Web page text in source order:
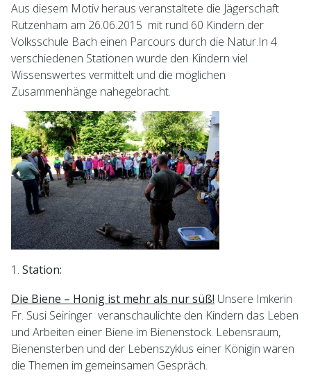
Aus diesem Motiv heraus veranstaltete die Jägerschaft
Rutzenham am 26.06.2015 mit rund 60 Kindern der
Volksschule Bach einen Parcours durch die Natur.In 4
verschiedenen Stationen wurde den Kindern viel
Wissenswertes vermittelt und die möglichen
Zusammenhänge nahegebracht.
Station:
Die Biene – Honig ist mehr als nur süß! Unsere Imkerin
Fr. Susi Seiringer veranschaulichte den Kindern das Leben
und Arbeiten einer Biene im Bienenstock. Lebensraum,
Bienensterben und der Lebenszyklus einer Königin waren
die Themen im gemeinsamen Gespräch.